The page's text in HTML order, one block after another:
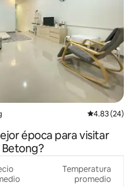
Calificación
4.83 (24)
época para visitar
Betong?
Temperatura
promedio